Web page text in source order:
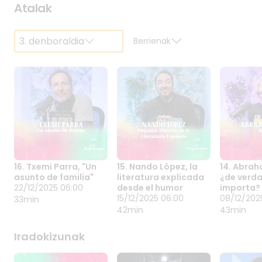
Atalak
3. denboraldia Berrienak
16. TXEMI PARRA,
"UN ASUNTO DE
FAMILIA"
22/12/2025 06:00
Txemi Parrak
Anbotopeko pagadi
15. NANDO LÓPEZ,
LA LITERATURA
EXPLICADA DESDE
EL HUMOR
15/12/2025 06:00
Nando Lópezi esker
dakigu lehen
zela argitaratzera
14.
BOBA
ALTURA
08/12/
duen
16. Txemi Parra, "Un
asunto de familia"
22/12/2025 06:00
33min
15. Nando López, la
literatura explicada
desde el humor
15/12/2025 06:00
42min
14.
¿de
importa?
08/12/
43min
Iradokizunak